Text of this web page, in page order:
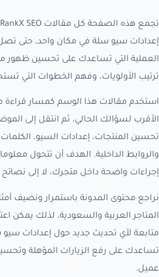
إعدادات سيو سلة في مكان واحد، حتى تصل
ترتيب الأولويات، وفهم الخطوات التي
استخدم مقالات هذا الوسم كمسار قراءة
الأقرب لسؤالك الحالي، ثم انتقل إلى
تحسين المنتجات، إعدادات السيو، الكلمات
والروابط الداخلية. الهدف أن تتحول
إجراءات واضحة داخل متجرك، لا إلى
نراجع محتوى المدونة باستمرار ونضيف
المتاجر العربية والسعودية، لذلك يمكن
متابعة لأي تحديث جديد حول إعدادات
تساعدك على رفع الزيارات المؤهلة
عميل.